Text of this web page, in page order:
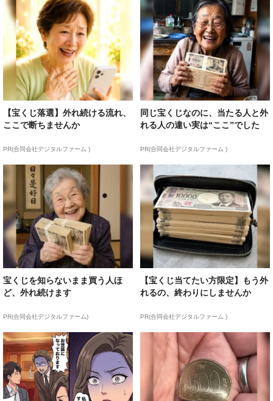
【宝くじ落選】外れ続ける流れ、
ここで断ちませんか
PR(合同会社デジタルファーム )
同じ宝くじなのに、当たる人と外
れる人の違い実は“ここ”でした
PR(合同会社デジタルファーム )
宝くじを知らないまま買う人ほ
ど、外れ続けます
PR(合同会社デジタルファーム)
【宝くじ当てたい方限定】もう外
れるの、終わりにしませんか
PR(合同会社デジタルファーム )